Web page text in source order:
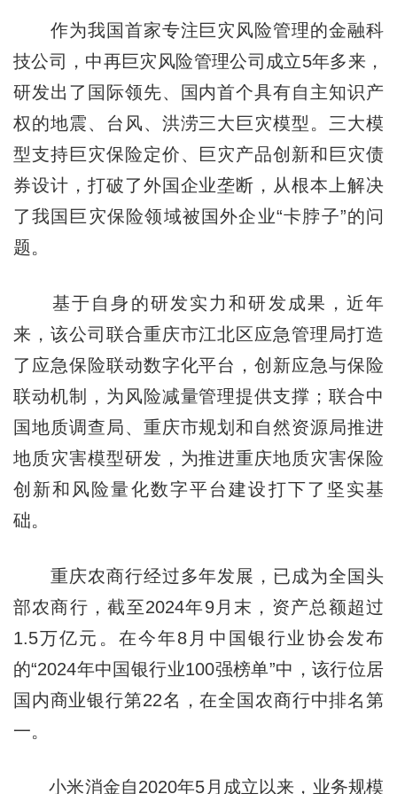
作为我国首家专注巨灾风险管理的金融科
技公司，中再巨灾风险管理公司成立5年多来，
研发出了国际领先、国内首个具有自主知识产
权的地震、台风、洪涝三大巨灾模型。三大模
型支持巨灾保险定价、巨灾产品创新和巨灾债
券设计，打破了外国企业垄断，从根本上解决
了我国巨灾保险领域被国外企业“卡脖子”的问
题。
基于自身的研发实力和研发成果，近年
来，该公司联合重庆市江北区应急管理局打造
了应急保险联动数字化平台，创新应急与保险
联动机制，为风险减量管理提供支撑；联合中
国地质调查局、重庆市规划和自然资源局推进
地质灾害模型研发，为推进重庆地质灾害保险
创新和风险量化数字平台建设打下了坚实基
础。
重庆农商行经过多年发展，已成为全国头
部农商行，截至2024年9月末，资产总额超过
1.5万亿元。在今年8月中国银行业协会发布
的“2024年中国银行业100强榜单”中，该行位居
国内商业银行第22名，在全国农商行中排名第
一。
小米消金自2020年5月成立以来，业务规模